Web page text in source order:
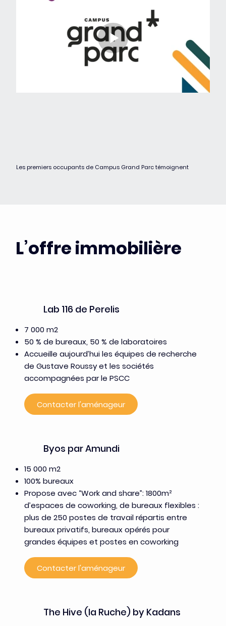
Les premiers occupants de Campus Grand Parc témoignent
L’offre immobilière
Lab 116 de Perelis
7 000 m2
50 % de bureaux, 50 % de laboratoires
Accueille aujourd’hui les équipes de recherche
de Gustave Roussy et les sociétés
accompagnées par le PSCC
Contacter l'aménageur
Byos par Amundi
15 000 m2
100% bureaux
Propose avec “Work and share”: 1800m²
d’espaces de coworking, de bureaux flexibles :
plus de 250 postes de travail répartis entre
bureaux privatifs, bureaux opérés pour
grandes équipes et postes en coworking
Contacter l'aménageur
The Hive (la Ruche) by Kadans